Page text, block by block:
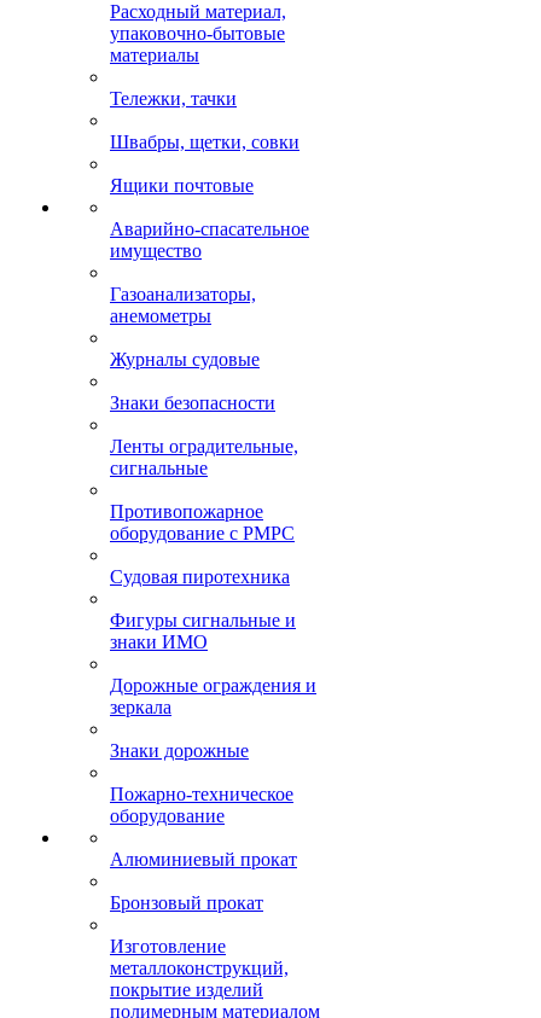
Расходный материал,
упаковочно-бытовые
материалы
Тележки, тачки
Швабры, щетки, совки
Ящики почтовые
Аварийно-спасательное
имущество
Газоанализаторы,
анемометры
Журналы судовые
Знаки безопасности
Ленты оградительные,
сигнальные
Противопожарное
оборудование с РМРС
Судовая пиротехника
Фигуры сигнальные и
знаки ИМО
Дорожные ограждения и
зеркала
Знаки дорожные
Пожарно-техническое
оборудование
Алюминиевый прокат
Бронзовый прокат
Изготовление
металлоконструкций,
покрытие изделий
полимерным материалом